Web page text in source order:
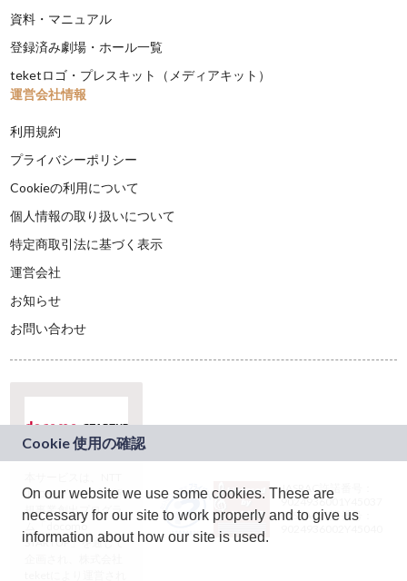
資料・マニュアル
登録済み劇場・ホール一覧
teketロゴ・プレスキット（メディアキット）
運営会社情報
利用規約
プライバシーポリシー
Cookieの利用について
個人情報の取り扱いについて
特定商取引法に基づく表示
運営会社
お知らせ
お問い合わせ
ドコモグループの新
規事業創出プログラ
ム「docomo
STARTUP」を通じて
JASRAC許諾番号：
9024936001Y45037
JASRAC許諾番号：
On our website we use some cookies. These are
necessary for our site to work properly and to give us
information about how our site is used.